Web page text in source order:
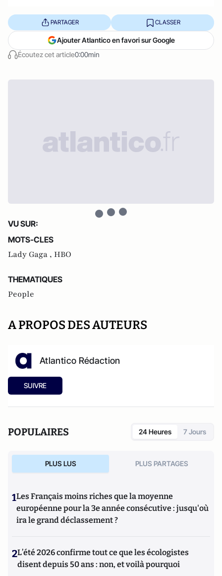
Écoutez cet article0:00min
PARTAGER CLASSER
Ajouter Atlantico en favori sur Google
VU SUR:
MOTS-CLES
Lady Gaga , HBO
THEMATIQUES
People
A PROPOS DES AUTEURS
Atlantico Rédaction
SUIVRE
POPULAIRES 24 Heures 7 Jours
PLUS LUS PLUS PARTAGES
1Les Français moins riches que la moyenne
européenne pour la 3e année consécutive : jusqu'où
ira le grand déclassement ?
2L’été 2026 confirme tout ce que les écologistes
disent depuis 50 ans : non, et voilà pourquoi